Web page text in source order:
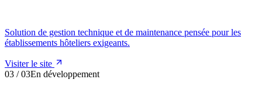
Solution de gestion technique et de maintenance pensée pour les
établissements hôteliers exigeants.
Visiter le site
03 /03En développement